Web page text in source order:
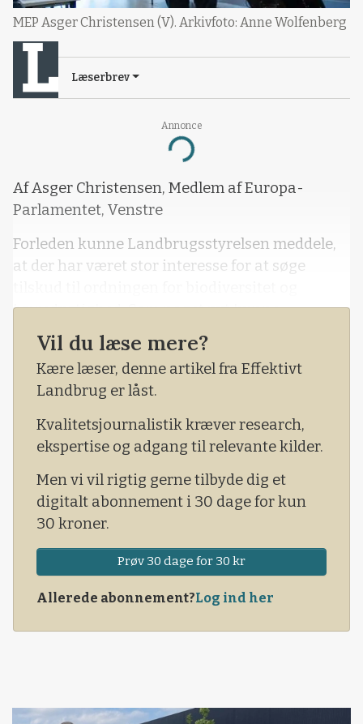
Annonce
Loading...
MEP Asger Christensen (V). Arkivfoto: Anne Wolfenberg
Læserbrev
Af Asger Christensen, Medlem af Europa-
Parlamentet, Venstre
Forleden kunne Landbrugsstyrelsen meddele,
at der har været stor interesse for at søge
bæredygtighed. Som noget nyt kunne
landmænd nemlig sidste år, når de søgte om
hektarstøtte, sideløbende søge om tilskud i en
bio-ordning og på den måde øge deres
landbrugsstøtte, mod at gøre en indsats for
natur, miljø og klima.
Vil du læse mere?
Kære læser, denne artikel fra Effektivt
Landbrug er låst.
Kvalitetsjournalistik kræver research,
ekspertise og adgang til relevante kilder.
Men vi vil rigtig gerne tilbyde dig et
digitalt abonnement i 30 dage for kun
30 kroner.
Prøv 30 dage for 30 kr
Allerede abonnement?Log ind her